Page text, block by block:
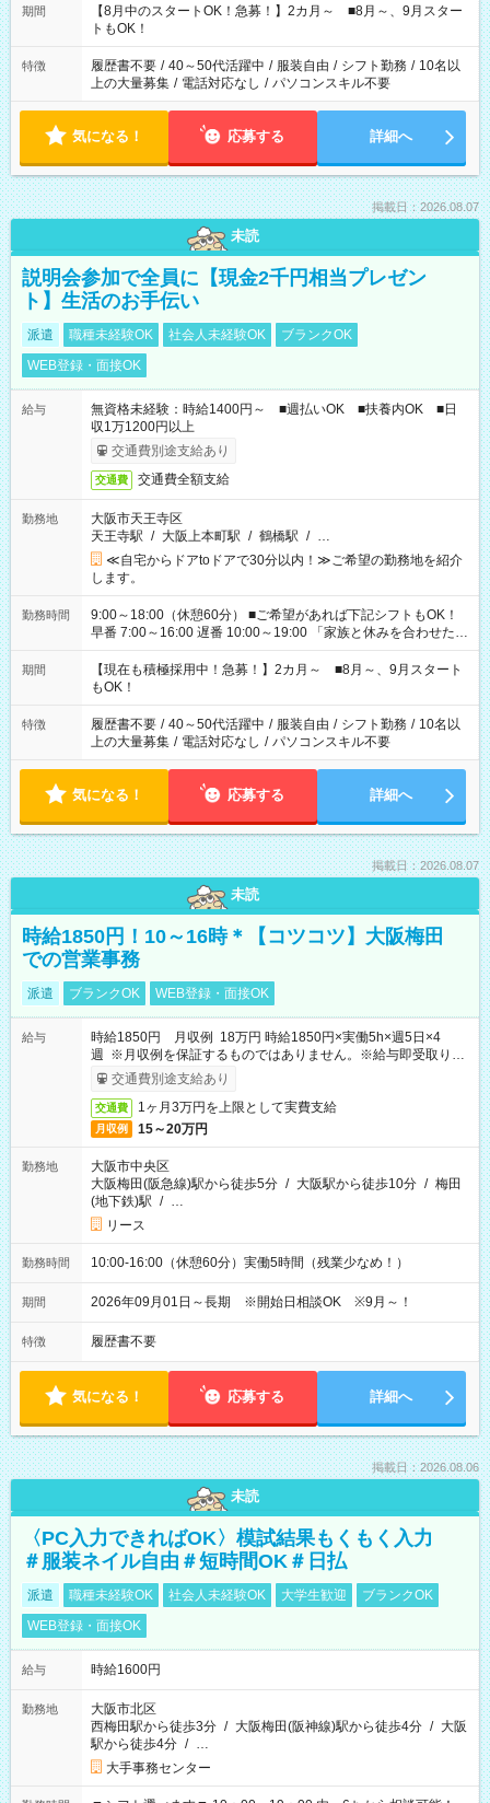
「できれば残業はしたくない」 など、ご希望を教えてください
ね。 ※Wワーク希望の方へ 今ご覧のお仕事で希望する勤務時間
と、もう1つのお仕事の勤務時間。 合計で週40時間を超える場
合は応募できません。
期間
【8月中のスタートOK！急募！】2カ月～ ■8月～、9月スター
トもOK！
特徴 履歴書不要 / 40～50代活躍中 / 服装自由 / シフト勤務 / 10名以
上の大量募集 / 電話対応なし / パソコンスキル不要
気になる！ 応募する 詳細へ
掲載日：2026.08.07
未読
説明会参加で全員に【現金2千円相当プレゼン
ト】生活のお手伝い
派遣 職種未経験OK 社会人未経験OK
ブランクOK
WEB登録・面接OK
給与
無資格未経験：時給1400円～ ■週払いOK ■扶養内OK ■日
収1万1200円以上
交通費別途支給あり
交通費 交通費全額支給
勤務地
大阪市天王寺区
天王寺駅 / 大阪上本町駅 / 鶴橋駅 / …
≪自宅からドアtoドアで30分以内！≫ご希望の勤務地を紹介
します。
勤務時間
9:00～18:00（休憩60分） ■ご希望があれば下記シフトもOK！
早番 7:00～16:00 遅番 10:00～19:00 「家族と休みを合わせた
い」 「余裕を持って夕飯の準備がしたい」 「できれば残業はし
たくない」 など、ご希望を教えてくださいね。 ※Wワーク希望
の方へ 今ご覧のお仕事で希望する勤務時間と、もう1つのお仕事
の勤務時間。 合計で週40時間を超える場合は応募できません。
期間
【現在も積極採用中！急募！】2カ月～ ■8月～、9月スタート
もOK！
特徴 履歴書不要 / 40～50代活躍中 / 服装自由 / シフト勤務 / 10名以
上の大量募集 / 電話対応なし / パソコンスキル不要
気になる！ 応募する 詳細へ
掲載日：2026.08.07
未読
時給1850円！10～16時＊【コツコツ】大阪梅田
での営業事務
派遣 ブランクOK WEB登録・面接OK
給与
時給1850円 月収例 18万円 時給1850円×実働5h×週5日×4
週 ※月収例を保証するものではありません。※給与即受取りサ
ービス利用可（利用条件有）
交通費別途支給あり
交通費 1ヶ月3万円を上限として実費支給
月収例 15～20万円
勤務地
大阪市中央区
大阪梅田(阪急線)駅から徒歩5分 / 大阪駅から徒歩10分 / 梅田
(地下鉄)駅 / …
リース
勤務時間 10:00-16:00（休憩60分）実働5時間（残業少なめ！）
期間 2026年09月01日～長期 ※開始日相談OK ※9月～！
特徴 履歴書不要
気になる！ 応募する 詳細へ
掲載日：2026.08.06
未読
〈PC入力できればOK〉模試結果もくもく入力
＃服装ネイル自由＃短時間OK＃日払
派遣 職種未経験OK 社会人未経験OK 大学生歓迎
ブランクOK
WEB登録・面接OK
給与 時給1600円
勤務地
大阪市北区
西梅田駅から徒歩3分 / 大阪梅田(阪神線)駅から徒歩4分 / 大阪
駅から徒歩4分 / …
大手事務センター